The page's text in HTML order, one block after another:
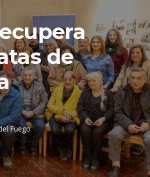
de
Fuego